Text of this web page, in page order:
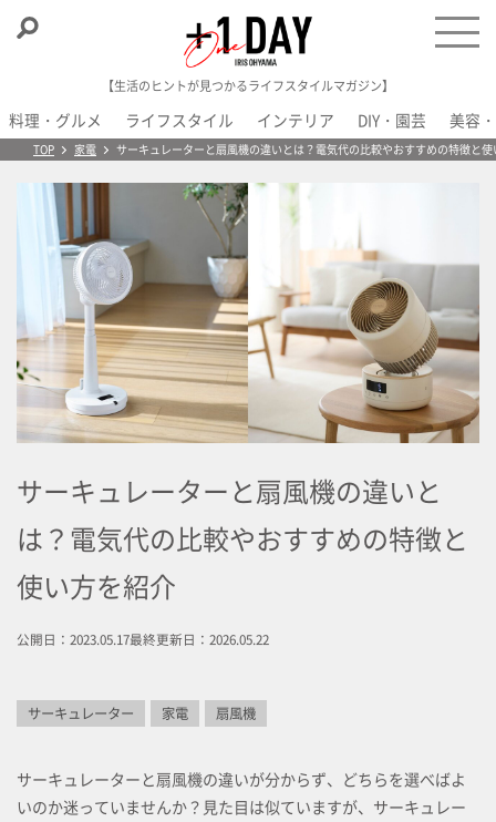
【生活のヒントが見つかるライフスタイルマガジン】
料理・グルメ ライフスタイル インテリア DIY・園芸 美容
TOP＋1 Day
家電 サーキュレーターと扇風機の違いとは？電気代の比較やおすすめの特徴と
サーキュレーターと扇風機の違いと
は？電気代の比較やおすすめの特徴と
使い方を紹介
公開日：2023.05.17最終更新日：2026.05.22
サーキュレーター 家電 扇風機
サーキュレーターと扇風機の違いが分からず、どちらを選べばよ
いのか迷っていませんか？見た目は似ていますが、サーキュレー